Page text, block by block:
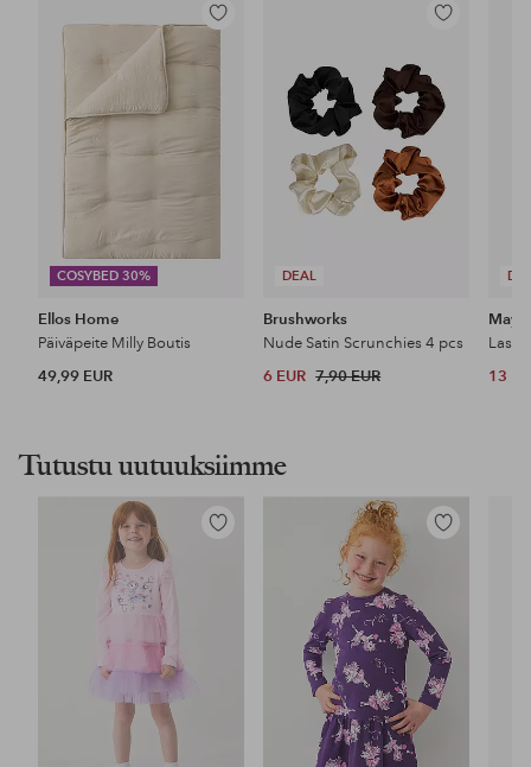
COSYBED 30%
Lisää
Ellos Home
Päiväpeite Milly Boutis
49,99 EUR
DEAL
Lisää
Brushworks
Nude Satin Scrunchies 4 pcs
6 EUR 7,90 EUR 13
Tutustu uutuuksiimme
Lisää
Lisää